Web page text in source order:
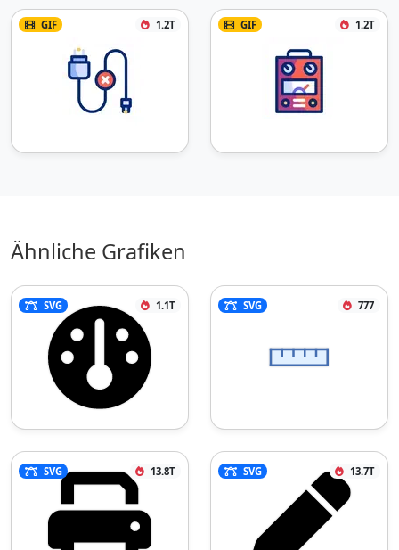
GIF 1.2T GIF 1.2T
Ähnliche Grafiken
SVG 1.1T SVG 777
SVG 13.8T SVG 13.7T